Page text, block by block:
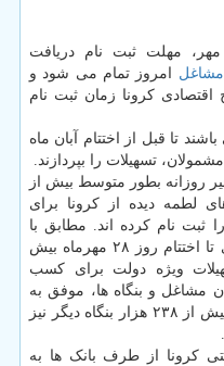
مهلت ثبت نام دریافت
مشاغل امروز تمام می شود و
اقتصادی کرونا زمان ثبت نام
تا قبل از اختتام آبان ماه
تسهیلات را بپردازند.
روزانه بطور متوسط بیش از
لطمه دیده از کرونا برای
ثبت نام کرده اند. مطابق با
بیان مدیر اداره اعتبارات بانک مرکزی تا اختتام روز ۲۸ مهرماه بیش
تسهیلات ویژه دولت برای کسب
مشاغل و بنگاه ها، موفق به
دریافت وام کرونا شده اند و پرونده بیش از ۲۳۸ هزار بنگاه دیگر نیز
کرونا از طرف بانک ها به